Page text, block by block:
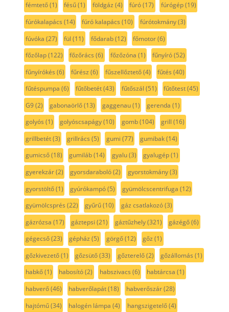
fémtető(1) fésű(1) földgáz (4) fúró(17) fúrógép(19)
fúrókalapács (14) fúró kalapács (10) fúrótokmány(3)
fúvóka (27) fül (11) fődarab(12) főmotor(6)
főzőlap(122) főzőrács (6) főzőzóna (1) fűnyíró(52)
fűnyírókés (6) fűrész (6) fűszellőztető(4) fűtés (40)
fűtéspumpa (6) fűtőbetét(43) fűtőszál (51) fűtőtest(45)
G9(2) gabonaörlő(13) gaggenau(1) gerenda (1)
golyós (1) golyóscsapágy(10) gomb(104) grill (16)
grillbetét(3) grillrács (5) gumi (77) gumibak(14)
gumicső(18) gumiláb(14) gyalu(3) gyalugép(1)
gyerekzár(2) gyorsdaraboló(2) gyorstokmány(3)
gyorstöltő(1) gyúrókampó(5) gyümölcscentrifuga (12)
gyümölcsprés (22) gyűrű(10) gáz csatlakozó(3)
gázrózsa (17) gáztepsi (21) gáztűzhely(321) gázégő(6)
gégecső(23) gépház (5) görgő(12) gőz (1)
gőzkivezető(1) gőzsütő(33) gőzterelő(2) gőzállomás (1)
habkő(1) habosító(2) habszivacs (6) habtárcsa (1)
habverő(46) habverőlapát(18) habverőszár(28)
hajtómű(34) halogén lámpa (4) hangszigetelő(4)